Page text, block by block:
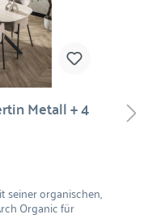
Metall + 4
seiner organischen,
Organic für